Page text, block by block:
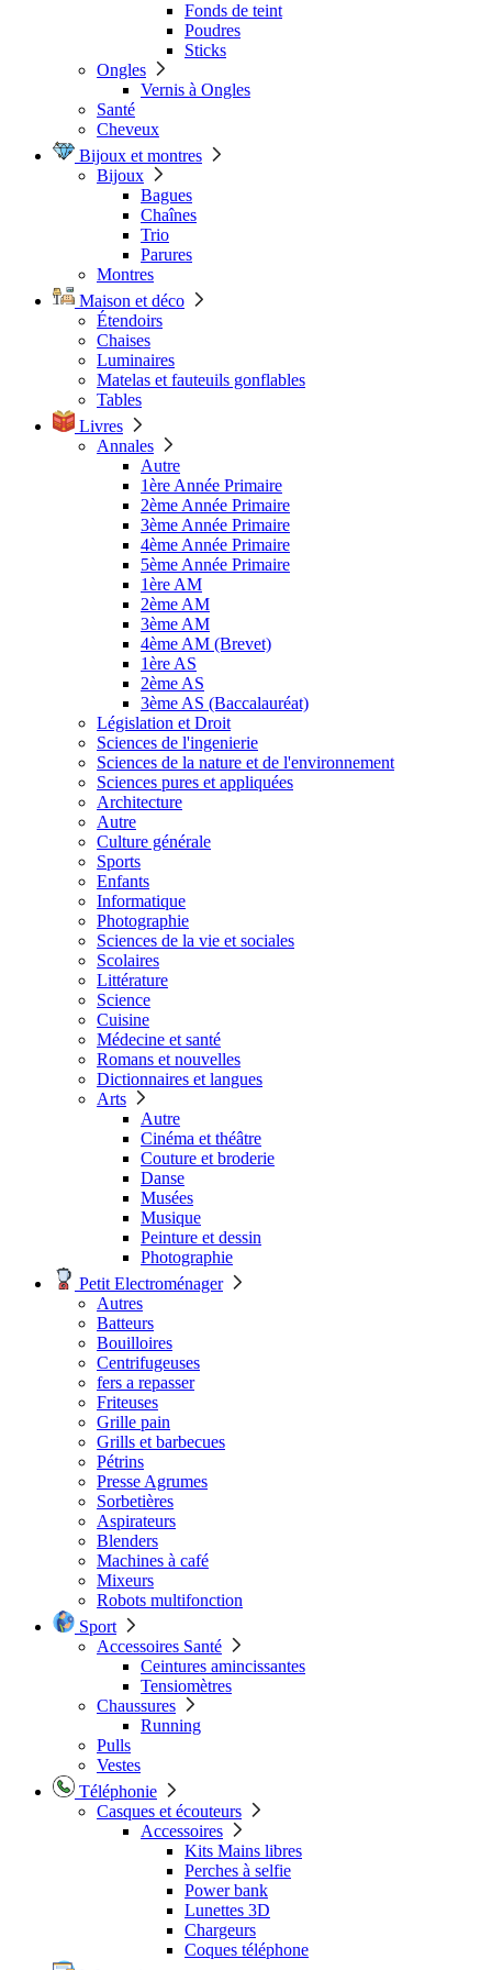
Fonds de teint
Poudres
Sticks
Ongles
Vernis à Ongles
Santé
Cheveux
Bijoux et montres
Bijoux
Bagues
Chaînes
Trio
Parures
Montres
Maison et déco
Étendoirs
Chaises
Luminaires
Matelas et fauteuils gonflables
Tables
Livres
Annales
Autre
1ère Année Primaire
2ème Année Primaire
3ème Année Primaire
4ème Année Primaire
5ème Année Primaire
1ère AM
2ème AM
3ème AM
4ème AM (Brevet)
1ère AS
2ème AS
3ème AS (Baccalauréat)
Législation et Droit
Sciences de l'ingenierie
Sciences de la nature et de l'environnement
Sciences pures et appliquées
Architecture
Autre
Culture générale
Sports
Enfants
Informatique
Photographie
Sciences de la vie et sociales
Scolaires
Littérature
Science
Cuisine
Médecine et santé
Romans et nouvelles
Dictionnaires et langues
Arts
Autre
Cinéma et théâtre
Couture et broderie
Danse
Musées
Musique
Peinture et dessin
Photographie
Petit Electroménager
Autres
Batteurs
Bouilloires
Centrifugeuses
fers a repasser
Friteuses
Grille pain
Grills et barbecues
Pétrins
Presse Agrumes
Sorbetières
Aspirateurs
Blenders
Machines à café
Mixeurs
Robots multifonction
Sport
Accessoires Santé
Ceintures amincissantes
Tensiomètres
Chaussures
Running
Pulls
Vestes
Téléphonie
Casques et écouteurs
Accessoires
Kits Mains libres
Perches à selfie
Power bank
Lunettes 3D
Chargeurs
Coques téléphone